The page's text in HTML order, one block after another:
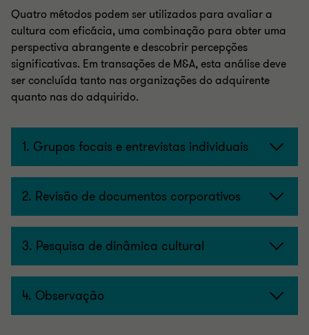
Quatro métodos podem ser utilizados ​​para avaliar a
cultura com eficácia, uma combinação para obter uma
perspectiva abrangente e descobrir percepções
significativas. Em transações de M&A, esta análise deve
ser concluída tanto nas organizações do adquirente
quanto nas do adquirido.
1. Grupos focais e entrevistas individuais
2. Revisão de documentos corporativos
3. Pesquisa de dinâmica cultural
4. Observação